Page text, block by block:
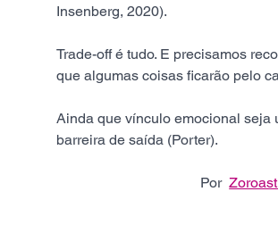
Insenberg, 2020).
Trade-off é tudo. E precisamos
que algumas coisas ficarão pelo
Ainda que vínculo emocional seja
barreira de saída (Porter).
Por